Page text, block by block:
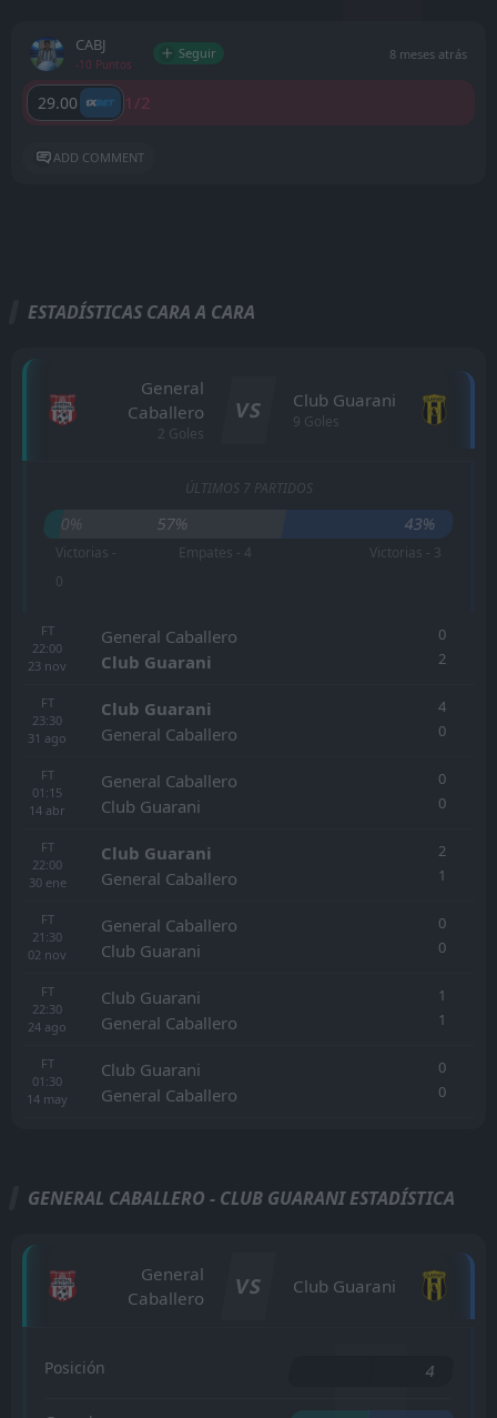
CABJ
-10 Puntos
Seguir 8 meses atrás
29.00 1/2
ADD COMMENT
ESTADÍSTICAS CARA A CARA
General
Caballero
2 Goles
VS Club Guarani
9 Goles
ÚLTIMOS 7 PARTIDOS
0% 57% 43%
Victorias -
0
Empates - 4 Victorias - 3
FT
22:00
23 nov
General Caballero
Club Guarani
0
2
FT
23:30
31 ago
Club Guarani
General Caballero
4
0
FT
01:15
14 abr
General Caballero
Club Guarani
0
0
FT
22:00
30 ene
Club Guarani
General Caballero
2
1
FT
21:30
02 nov
General Caballero
Club Guarani
0
0
FT
22:30
24 ago
Club Guarani
General Caballero
1
1
FT
01:30
14 may
Club Guarani
General Caballero
0
0
GENERAL CABALLERO - CLUB GUARANI ESTADÍSTICA
General
Caballero
VS Club Guarani
Posición 4